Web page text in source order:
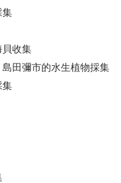
集
貝收集
田彌市的水生植物採集
集